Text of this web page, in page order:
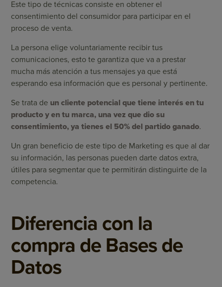
Este tipo de técnicas consiste en obtener el
consentimiento del consumidor para participar en el
proceso de venta.
La persona elige voluntariamente recibir tus
comunicaciones, esto te garantiza que va a prestar
mucha más atención a tus mensajes ya que está
esperando esa información que es personal y pertinente.
Se trata de un cliente potencial que tiene interés en tu
producto y en tu marca, una vez que dio su
consentimiento, ya tienes el 50% del partido ganado.
Un gran beneficio de este tipo de Marketing es que al dar
su información, las personas pueden darte datos extra,
útiles para segmentar que te permitirán distinguirte de la
competencia.
Diferencia con la
compra de Bases de
Datos